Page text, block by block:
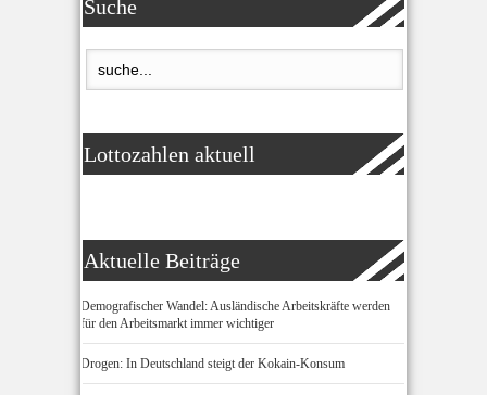
Suche
Lottozahlen aktuell
Aktuelle Beiträge
Demografischer Wandel: Ausländische Arbeitskräfte werden
für den Arbeitsmarkt immer wichtiger
Drogen: In Deutschland steigt der Kokain-Konsum